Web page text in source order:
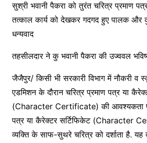
सुश्री भवानी पैकरा को तुरंत चरित्र प्रमाण
तत्काल कार्य को देखकर गदगद हुए पालक और
धन्यवाद
तहसीलदार ने कु भवानी पैकरा की उज्ववल
जैजैपुर/ किसी भी सरकारी विभाग में नौकरी
एडमिशन के दौरान चरित्र प्रमाण पत्र या
(Character Certificate) की आवश्यकता
पत्र या कैरेक्टर सर्टिफिकेट (Character
व्यक्ति के साफ-सुथरे चरित्र को दर्शाता है. यह